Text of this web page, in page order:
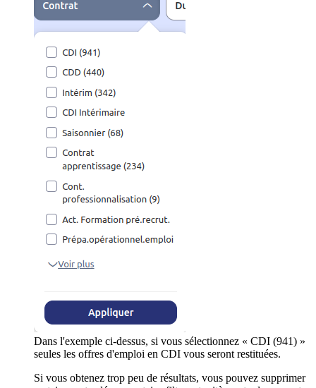
Dans l'exemple ci-dessus, si vous sélectionnez « CDI (941) »
seules les offres d'emploi en CDI vous seront restituées.
Si vous obtenez trop peu de résultats, vous pouvez supprimer